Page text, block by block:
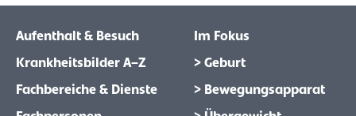
Aufenthalt & Besuch
Krankheitsbilder A–Z
Fachbereiche & Dienste
Im Fokus
> Geburt
> Bewegungsapparat